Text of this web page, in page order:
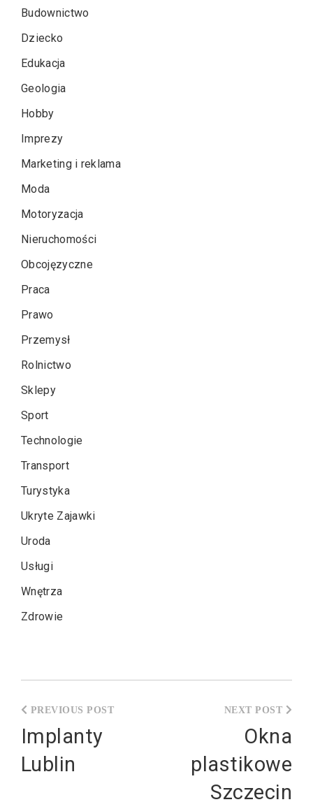
Budownictwo
Dziecko
Edukacja
Geologia
Hobby
Imprezy
Marketing i reklama
Moda
Motoryzacja
Nieruchomości
Obcojęzyczne
Praca
Prawo
Przemysł
Rolnictwo
Sklepy
Sport
Technologie
Transport
Turystyka
Ukryte Zajawki
Uroda
Usługi
Wnętrza
Zdrowie
wpisu
Implanty
Lublin
Okna
plastikowe
Szczecin